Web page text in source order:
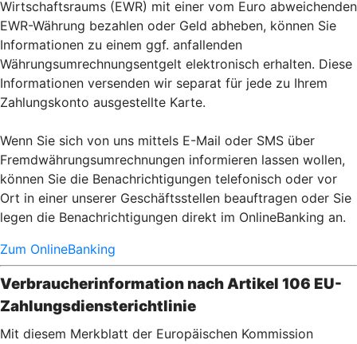
Wirtschaftsraums (EWR) mit einer vom Euro abweichenden
EWR-Währung bezahlen oder Geld abheben, können Sie
Informationen zu einem ggf. anfallenden
Währungsumrechnungsentgelt elektronisch erhalten. Diese
Informationen versenden wir separat für jede zu Ihrem
Zahlungskonto ausgestellte Karte.
Wenn Sie sich von uns mittels E-Mail oder SMS über
Fremdwährungsumrechnungen informieren lassen wollen,
können Sie die Benachrichtigungen telefonisch oder vor
Ort in einer unserer Geschäftsstellen beauftragen oder Sie
legen die Benachrichtigungen direkt im OnlineBanking an.
Zum OnlineBanking
Verbraucherinformation nach Artikel 106 EU-
Zahlungsdiensterichtlinie
Mit diesem Merkblatt der Europäischen Kommission